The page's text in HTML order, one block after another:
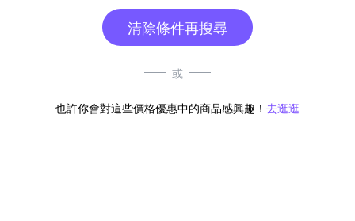
清除條件再搜尋
或
也許你會對這些價格優惠中的商品感興趣！ 去逛逛